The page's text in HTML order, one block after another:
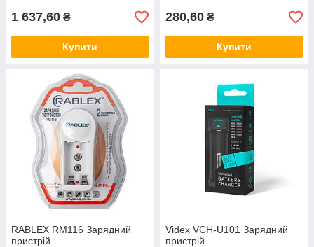
1 637,60 ₴
Купити
280,60 ₴
Купити
RABLEX RM116 Зарядний
пристрій
Videx VCH-U101 Зарядний
пристрій